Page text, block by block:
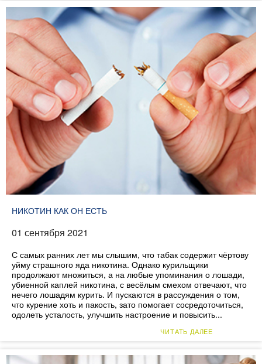
НИКОТИН КАК ОН ЕСТЬ
01 сентября 2021
С самых ранних лет мы слышим, что табак содержит чёртову
уйму страшного яда никотина. Однако курильщики
продолжают множиться, а на любые упоминания о лошади,
убиенной каплей никотина, с весёлым смехом отвечают, что
нечего лошадям курить. И пускаются в рассуждения о том,
что курение хоть и пакость, зато помогает сосредоточиться,
одолеть усталость, улучшить настроение и повысить...
ЧИТАТЬ ДАЛЕЕ